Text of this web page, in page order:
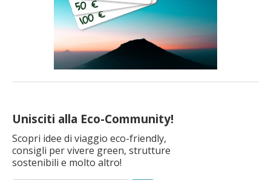
Unisciti alla Eco-Community!
Scopri idee di viaggio eco-friendly,
consigli per vivere green, strutture
sostenibili e molto altro!